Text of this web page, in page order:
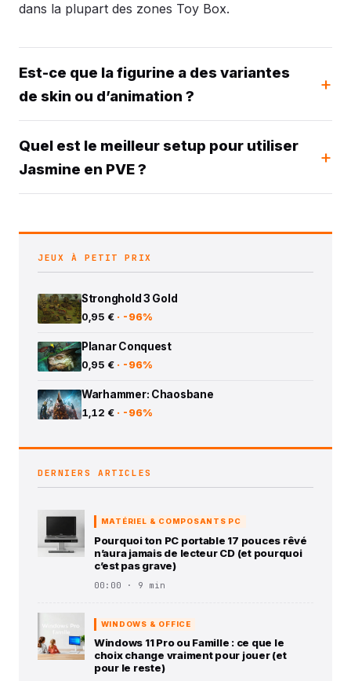
dans la plupart des zones Toy Box.
Est-ce que la figurine a des variantes
de skin ou d’animation ?
Quel est le meilleur setup pour utiliser
Jasmine en PVE ?
JEUX À PETIT PRIX
Stronghold 3 Gold
0,95 € · -96%
Planar Conquest
0,95 € · -96%
Warhammer: Chaosbane
1,12 € · -96%
DERNIERS ARTICLES
MATÉRIEL & COMPOSANTS PC
Pourquoi ton PC portable 17 pouces rêvé
n’aura jamais de lecteur CD (et pourquoi
c’est pas grave)
00:00 · 9 min
WINDOWS & OFFICE
Windows 11 Pro ou Famille : ce que le
choix change vraiment pour jouer (et
pour le reste)